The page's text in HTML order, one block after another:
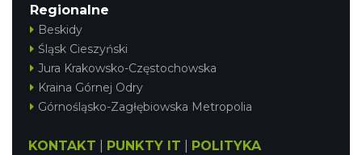
Regionalne
Beskidy
Śląsk Cieszyński
Jura Krakowsko-Częstochowska
Kraina Górnej Odry
Górnośląsko-Zagłębiowska Metropolia
KONTAKT PUNKTY IT
POLITYKA